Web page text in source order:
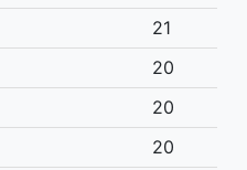
21
20
20
20